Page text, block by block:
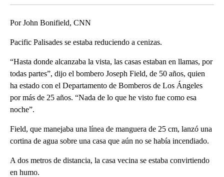
Por John Bonifield, CNN
Pacific Palisades se estaba reduciendo a cenizas.
“Hasta donde alcanzaba la vista, las casas estaban en llamas, por
todas partes”, dijo el bombero Joseph Field, de 50 años, quien
ha estado con el Departamento de Bomberos de Los Ángeles
por más de 25 años. “Nada de lo que he visto fue como esa
noche”.
Field, que manejaba una línea de manguera de 25 cm, lanzó una
cortina de agua sobre una casa que aún no se había incendiado.
A dos metros de distancia, la casa vecina se estaba convirtiendo
en humo.